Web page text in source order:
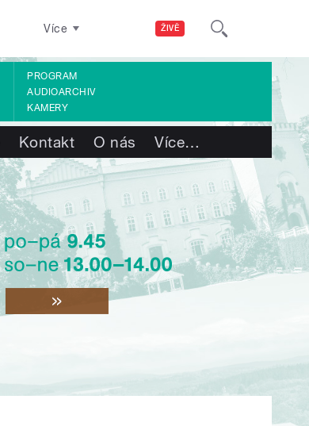
ŽIVĚ
Více
PROGRAM
AUDIOARCHIV
KAMERY
Kontakt O nás Více…